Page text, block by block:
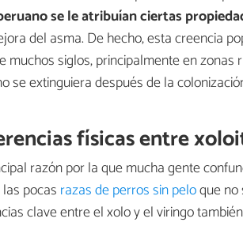
se le atribuían ciertas
del asma. De hecho, esta creencia
muchos siglos, principalmente en
se extinguiera después de la
físicas entre
razón por la que mucha gente
pocas razas de perros sin peloque no
clave entre el xolo y el viringo